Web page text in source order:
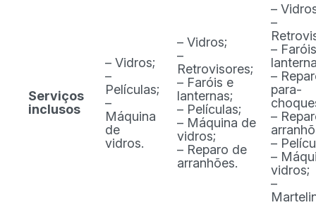
Serviços
inclusos
– Vidros;
–
Películas;
–
Máquina
de
vidros.
– Vidros;
–
Retrovisores;
– Faróis e
lanternas;
– Películas;
– Máquina de
vidros;
– Reparo de
arranhões.
–
–
–
–
para-
–
–
–
vidros;
–